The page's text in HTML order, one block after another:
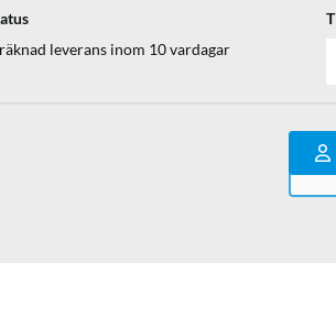
leverans inom 10 vardagar